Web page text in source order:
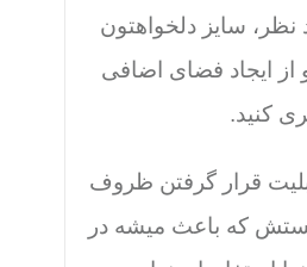
نظر، سایز دلخواهتون
از ایجاد فضای اضافی
کنید.
قرار گرفتن ظروف
که باعث میشه در